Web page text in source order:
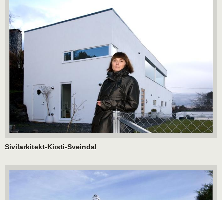
Sivilarkitekt-Kirsti-Sveindal